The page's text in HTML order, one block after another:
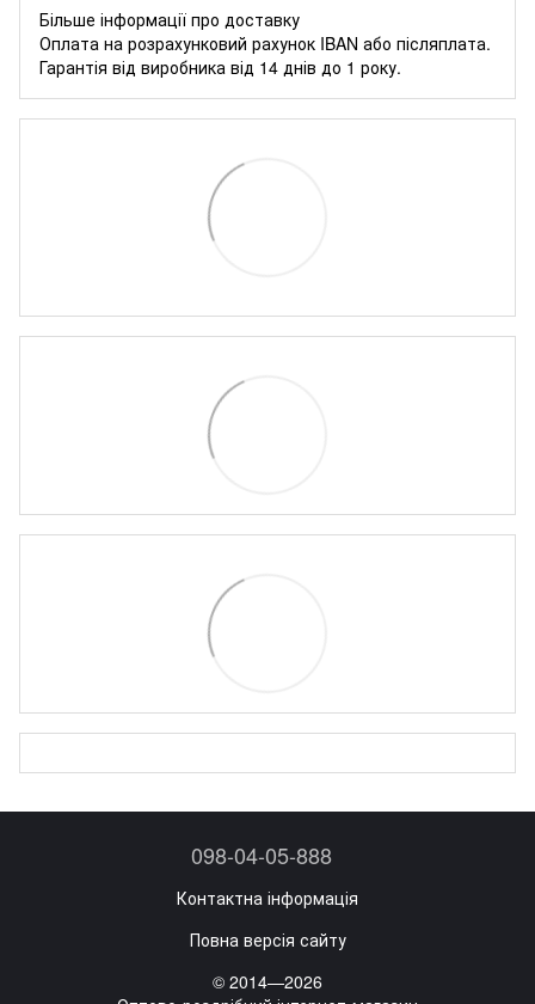
Більше інформації про доставку
Оплата на розрахунковий рахунок IBAN або післяплата.
Гарантія від виробника від 14 днів до 1 року.
098-04-05-888
Контактна інформація
Повна версія сайту
© 2014—2026